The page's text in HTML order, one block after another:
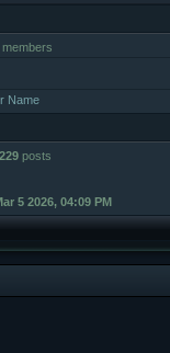
Name
posts
5 2026, 04:09 PM